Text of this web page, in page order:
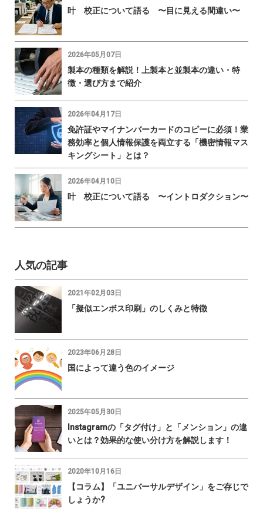
叶 校正について語る 〜目に見える間違い〜
2026年05月07日
製本の種類を解説！上製本と並製本の違い・特
徴・選び方まで紹介
2026年04月17日
免許証やマイナンバーカードのコピーに必須！業
務効率と個人情報保護を両立する「機密情報マス
キングシート」とは？
2026年04月10日
叶 校正について語る 〜イントロダクション〜
人気の記事
2021年02月03日
「擬似エンボス印刷」のしくみと特徴
2023年06月28日
国によって違う色のイメージ
2025年05月30日
Instagramの「タグ付け」と「メンション」の違
いとは？効果的な使い分け方を解説します！
2020年10月16日
【コラム】「ユニバーサルデザイン」をご存じで
しょうか?